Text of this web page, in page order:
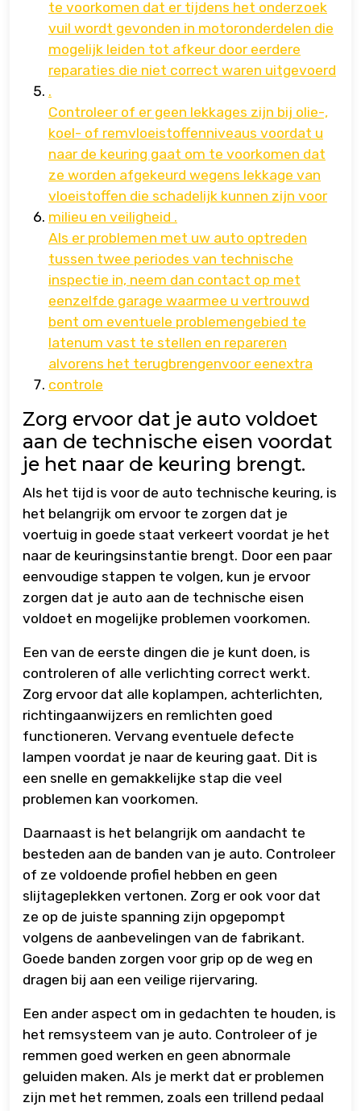
te voorkomen dat er tijdens het onderzoek
vuil wordt gevonden in motoronderdelen die
mogelijk leiden tot afkeur door eerdere
reparaties die niet correct waren uitgevoerd
.
Controleer of er geen lekkages zijn bij olie-,
koel- of remvloeistoffenniveaus voordat u
naar de keuring gaat om te voorkomen dat
ze worden afgekeurd wegens lekkage van
vloeistoffen die schadelijk kunnen zijn voor
milieu en veiligheid .
Als er problemen met uw auto optreden
tussen twee periodes van technische
inspectie in, neem dan contact op met
eenzelfde garage waarmee u vertrouwd
bent om eventuele problemengebied te
latenum vast te stellen en repareren
alvorens het terugbrengenvoor eenextra
controle
Zorg ervoor dat je auto voldoet
aan de technische eisen voordat
je het naar de keuring brengt.
Als het tijd is voor de auto technische keuring, is
het belangrijk om ervoor te zorgen dat je
voertuig in goede staat verkeert voordat je het
naar de keuringsinstantie brengt. Door een paar
eenvoudige stappen te volgen, kun je ervoor
zorgen dat je auto aan de technische eisen
voldoet en mogelijke problemen voorkomen.
Een van de eerste dingen die je kunt doen, is
controleren of alle verlichting correct werkt.
Zorg ervoor dat alle koplampen, achterlichten,
richtingaanwijzers en remlichten goed
functioneren. Vervang eventuele defecte
lampen voordat je naar de keuring gaat. Dit is
een snelle en gemakkelijke stap die veel
problemen kan voorkomen.
Daarnaast is het belangrijk om aandacht te
besteden aan de banden van je auto. Controleer
of ze voldoende profiel hebben en geen
slijtageplekken vertonen. Zorg er ook voor dat
ze op de juiste spanning zijn opgepompt
volgens de aanbevelingen van de fabrikant.
Goede banden zorgen voor grip op de weg en
dragen bij aan een veilige rijervaring.
Een ander aspect om in gedachten te houden, is
het remsysteem van je auto. Controleer of je
remmen goed werken en geen abnormale
geluiden maken. Als je merkt dat er problemen
zijn met het remmen, zoals een trillend pedaal